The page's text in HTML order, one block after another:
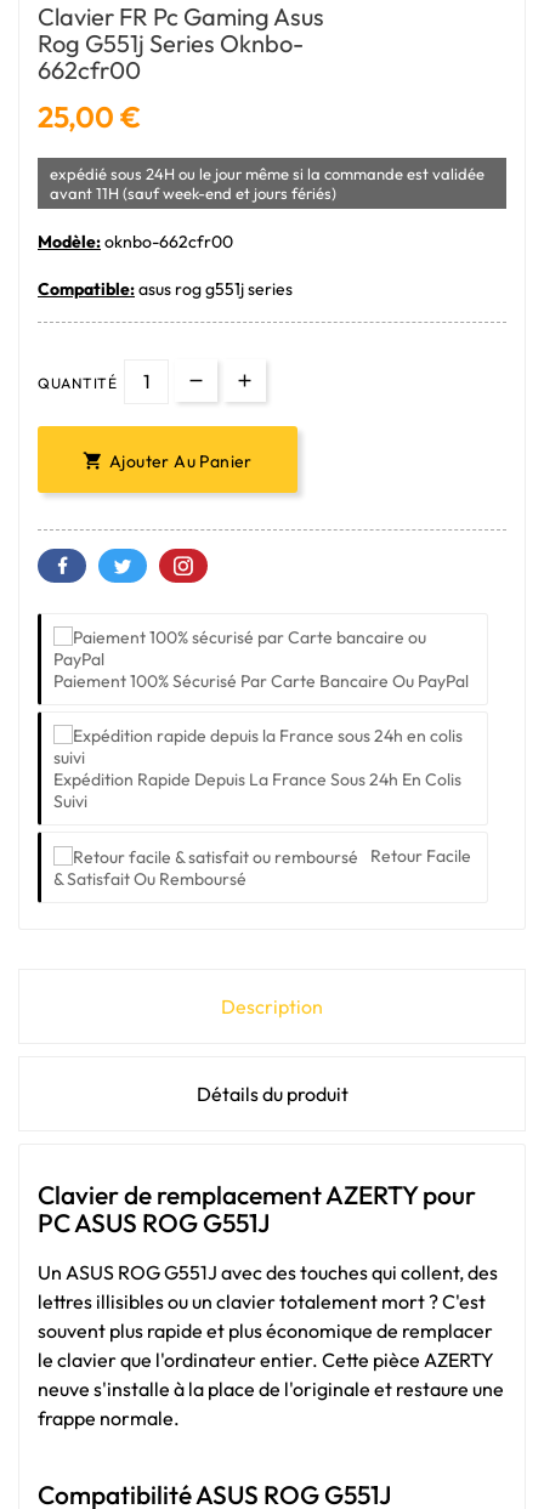
Clavier FR Pc Gaming Asus
Rog G551j Series Oknbo-
662cfr00
25,00 €
expédié sous 24H ou le jour même si la commande est validée
avant 11H (sauf week-end et jours fériés)
Modèle:oknbo-662cfr00
Compatible:asus rog g551j series
QUANTITÉ
 Ajouter Au Panier
Paiement 100% Sécurisé Par Carte Bancaire Ou PayPal
Expédition Rapide Depuis La France Sous 24h En Colis
Suivi
Retour Facile
& Satisfait Ou Remboursé
Description
Détails du produit
Clavier de remplacement AZERTY pour
PC ASUS ROG G551J
Un ASUS ROG G551J avec des touches qui collent, des
lettres illisibles ou un clavier totalement mort ? C'est
souvent plus rapide et plus économique de remplacer
le clavier que l'ordinateur entier. Cette pièce AZERTY
neuve s'installe à la place de l'originale et restaure une
frappe normale.
Compatibilité ASUS ROG G551J